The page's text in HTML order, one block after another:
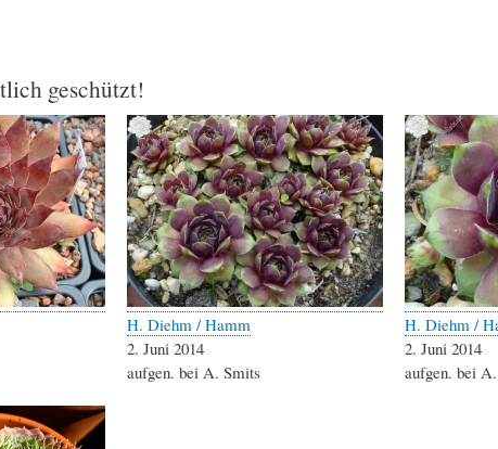
geschützt!
H. Diehm / Hamm
2. Juni 2014
aufgen. bei A. Smits
H. Diehm /
2. Juni 2014
aufgen. bei